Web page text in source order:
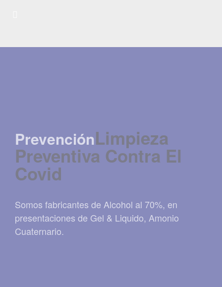
PrevenciónLimpieza
Preventiva Contra El
Covid
Somos fabricantes de Alcohol al 70%, en
presentaciones de Gel & Liquido, Amonio
Cuaternario.